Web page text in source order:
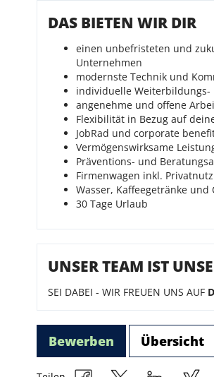
DAS BIETEN WIR DIR
einen unbefristeten und
Unternehmen
modernste Technik und
individuelle
angenehme und offene
Flexibilität in Bezug auf
JobRad und corporate
Vermögenswirksame
Präventions- und
Firmenwagen inkl.
Wasser, Kaffeegetränke und
30 Tage Urlaub
UNSER TEAM IST
SEI DABEI - WIR FREUEN UNS AUF
Bewerben Übersicht